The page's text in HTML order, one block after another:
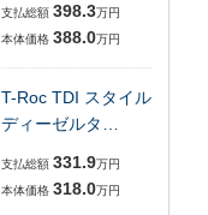
支払総額 398.3万円
本体価格 388.0万円
T-Roc TDI スタイル
ディーゼルタ…
支払総額 331.9万円
本体価格 318.0万円